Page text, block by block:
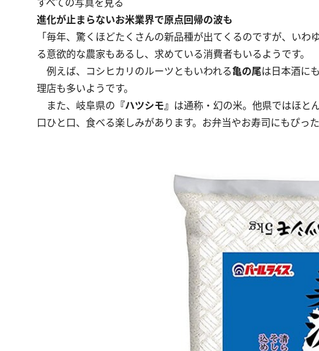
進化が止まらないお米業界で原点回帰の波も
「毎年、驚くほどたくさんの新品種が出てくるのですが、い
る意欲的な農家もあるし、求めている消費者もいるようです。
例えば、コシヒカリのルーツともいわれる亀の尾は日本酒に
理店も多いようです。
また、岐阜県の 『ハツシモ』 は通称・幻の米。他県ではほと
口ひと口、食べる楽しみがあります。お弁当やお寿司にもぴっ